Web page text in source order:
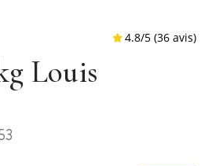
Louis